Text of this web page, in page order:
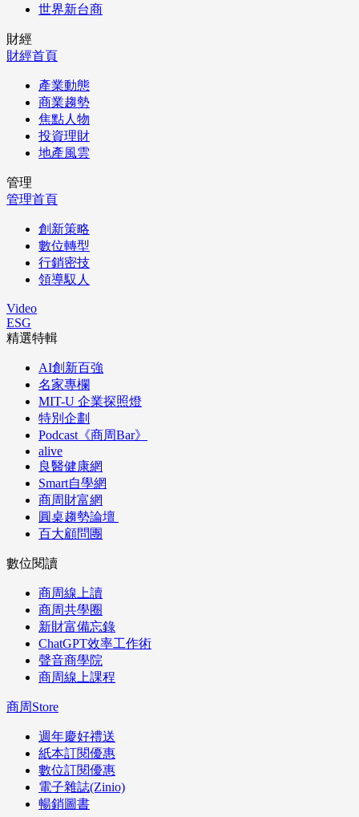
世界新台商
財經
財經首頁
產業動態
商業趨勢
焦點人物
投資理財
地產風雲
管理
管理首頁
創新策略
數位轉型
行銷密技
領導馭人
Video
ESG
精選特輯
AI創新百強
名家專欄
MIT-U 企業探照燈
特別企劃
Podcast《商周Bar》
alive
良醫健康網
Smart自學網
商周財富網
圓桌趨勢論壇
百大顧問團
數位閱讀
商周線上讀
商周共學圈
新財富備忘錄
ChatGPT效率工作術
聲音商學院
商周線上課程
商周Store
週年慶好禮送
紙本訂閱優惠
數位訂閱優惠
電子雜誌(Zinio)
暢銷圖書